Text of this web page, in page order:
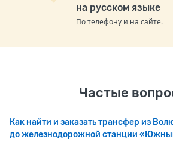
на русском языке
По телефону и на сайте.
Частые
Как найти и заказать трансфер из
до железнодорожной станции